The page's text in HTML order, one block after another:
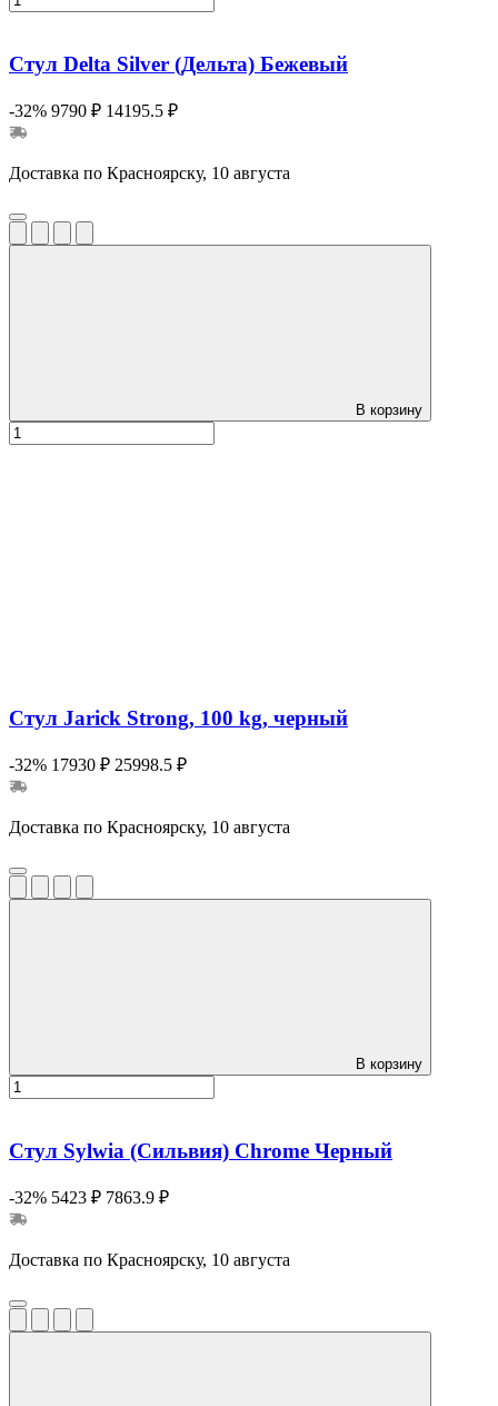
Стул Delta Silver (Дельта) Бежевый
-32% 9790 ₽ 14195.5 ₽
Доставка по Красноярску, 10 августа
В корзину
Стул Jarick Strong, 100 kg, черный
-32% 17930 ₽ 25998.5 ₽
Доставка по Красноярску, 10 августа
В корзину
Стул Sylwia (Сильвия) Сhrome Черный
-32% 5423 ₽ 7863.9 ₽
Доставка по Красноярску, 10 августа